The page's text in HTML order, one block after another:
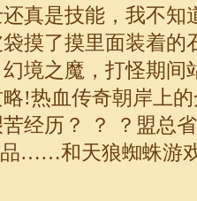
真是技能，我不知
摸了摸里面装着的
境之魔，打怪期间
!热血传奇朝岸上
经历？ ？ ？盟总
……和天狼蜘蛛游